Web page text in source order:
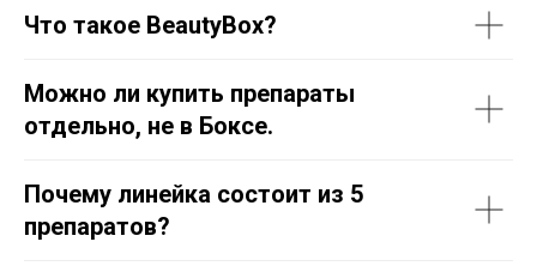
Что такое BeautyBox?
Можно ли купить препараты
отдельно, не в Боксе.
Почему линейка состоит из 5
препаратов?